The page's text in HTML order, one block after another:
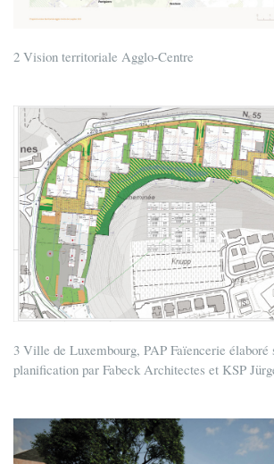
2 Vision territoriale Agglo-Centre
3 Ville de Luxembourg, PAP Faïencerie élaboré
planification par Fabeck Architectes et KSP